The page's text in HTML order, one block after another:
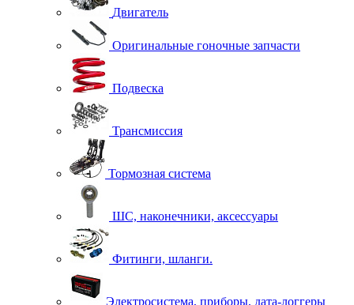
Двигатель
Оригинальные гоночные запчасти
Подвеска
Трансмиссия
Тормозная система
ШС, наконечники, аксессуары
Фитинги, шланги.
Электросистема, приборы, дата-логгеры